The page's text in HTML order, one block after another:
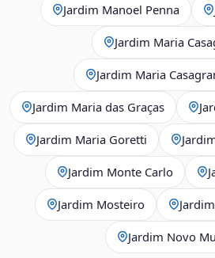
Jardim Manoel Penna
Jardim Maria
Jardim Maria
Jardim Maria das Graças
Jardim Maria Goretti
Jardim Monte Carlo
Jardim Mosteiro
Jardim Novo